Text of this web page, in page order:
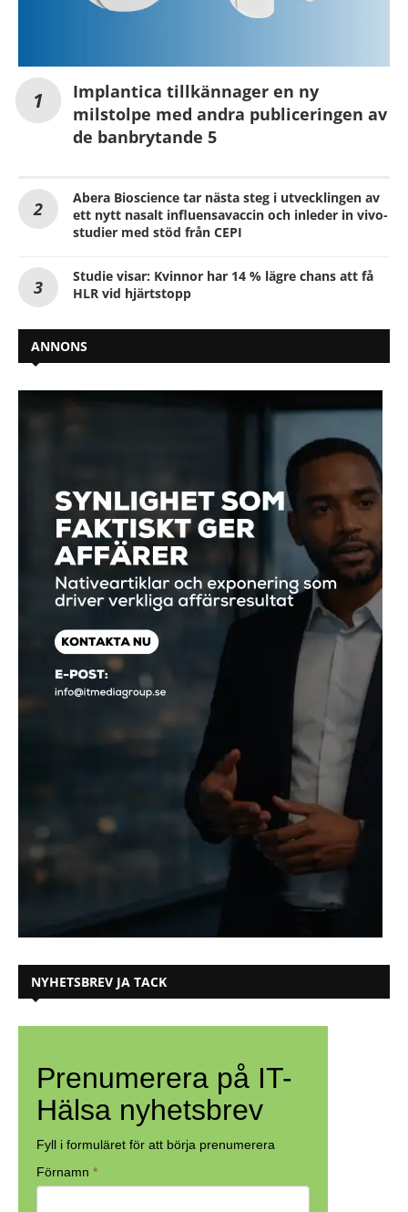
Implantica tillkännager en ny
milstolpe med andra publiceringen av
de banbrytande 5
Abera Bioscience tar nästa steg i utvecklingen av
ett nytt nasalt influensavaccin och inleder in vivo-
studier med stöd från CEPI
Studie visar: Kvinnor har 14 % lägre chans att få
HLR vid hjärtstopp
ANNONS
NYHETSBREV JA TACK